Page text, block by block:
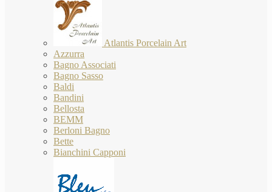
Atlantis Porcelain Art
Azzurra
Bagno Associati
Bagno Sasso
Baldi
Bandini
Bellosta
BEMM
Berloni Bagno
Bette
Bianchini Capponi